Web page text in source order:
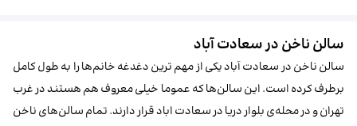
سالن ناخن در سعادت آباد
سالن ناخن در سعادت آباد یکی از مهم ترین دغدغه خانم‌ها را به طول کامل
برطرف کرده است. این سالن‌‌ها که عموما خیلی معروف هم هستند در غرب
تهران و در محله‌ی بلوار دریا در سعادت اباد قرار دارند. تمام سالن‌های ناخن